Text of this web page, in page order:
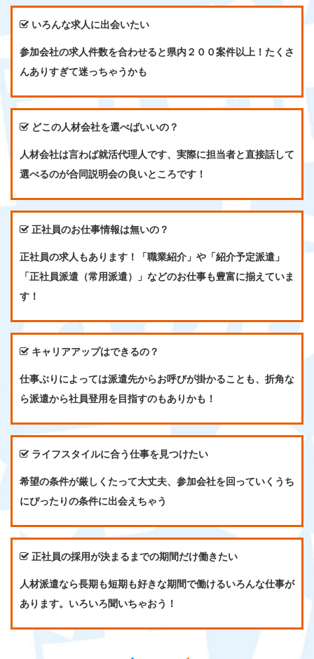
いろんな求人に出会いたい
参加会社の求人件数を合わせると県内２００案件以上！たくさ
んありすぎて迷っちゃうかも
どこの人材会社を選べばいいの？
人材会社は言わば就活代理人です、実際に担当者と直接話して
選べるのが合同説明会の良いところです！
正社員のお仕事情報は無いの？
正社員の求人もあります！「職業紹介」や「紹介予定派遣」
「正社員派遣（常用派遣）」などのお仕事も豊富に揃えていま
す！
キャリアアップはできるの？
仕事ぶりによっては派遣先からお呼びが掛かることも、折角な
ら派遣から社員登用を目指すのもありかも！
ライフスタイルに合う仕事を見つけたい
希望の条件が厳しくたって大丈夫、参加会社を回っていくうち
にぴったりの条件に出会えちゃう
正社員の採用が決まるまでの期間だけ働きたい
人材派遣なら長期も短期も好きな期間で働けるいろんな仕事が
あります。いろいろ聞いちゃおう！